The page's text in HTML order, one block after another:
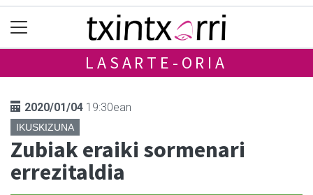
LASARTE-ORIA
2020/01/04 19:30ean
IKUSKIZUNA
Zubiak eraiki sormenari
errezitaldia